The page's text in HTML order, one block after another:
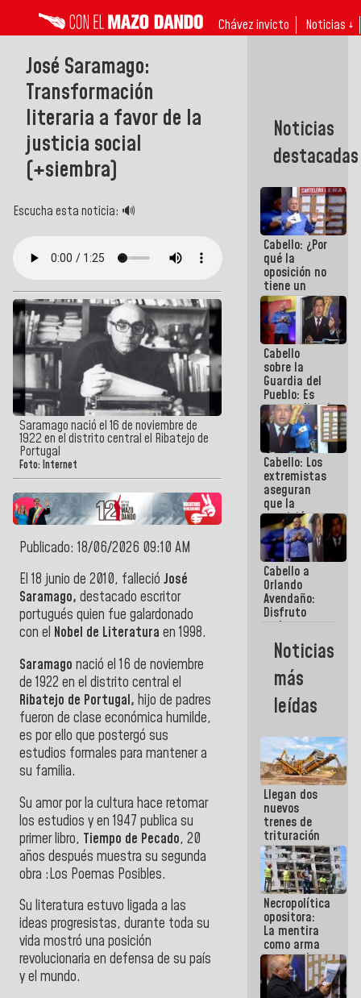
Chávez invicto Noticias ↓
José Saramago:
Transformación
literaria a favor de la
justicia social
(+siembra)
Escucha esta noticia: 🔊
Saramago nació el 16 de noviembre de
1922 en el distrito central el Ribatejo de
Portugal
Foto: Internet
Publicado: 18/06/2026 09:10 AM
El 18 junio de 2010, falleció José
Saramago, destacado escritor
portugués quien fue galardonado
con el Nobel de Literatura en 1998.
Saramago nació el 16 de noviembre
de 1922 en el distrito central el
Ribatejo de Portugal, hijo de padres
fueron de clase económica humilde,
es por ello que postergó sus
estudios formales para mantener a
su familia.
Su amor por la cultura hace retomar
los estudios y en 1947 publica su
primer libro, Tiempo de Pecado, 20
años después muestra su segunda
obra :Los Poemas Posibles.
Su literatura estuvo ligada a las
ideas progresistas, durante toda su
vida mostró una posición
revolucionaria en defensa de su país
y el mundo.
Noticias
destacadas
Cabello: ¿Por
qué la
oposición no
tiene un
programa
que se
convierta en
tendencia?
Cabello
sobre la
Guardia del
Pueblo: Es
extraordinario
cómo esos
muchachos
y
muchachas
se enlazan
con la gente
Cabello: Los
extremistas
aseguran
que la
oposición
actual es la
más
dividida de
la historia
de
Venezuela
Cabello a
Orlando
Avendaño:
Disfruto
cada vez
que escribes
porque lo
que haces
es
embarrarla
Noticias
más
leídas
Llegan dos
nuevos
trenes de
trituración
para
optimizar
manejo de
escombros
en La Guaira
Necropolítica
opositora:
La mentira
como arma
contra el
Pueblo